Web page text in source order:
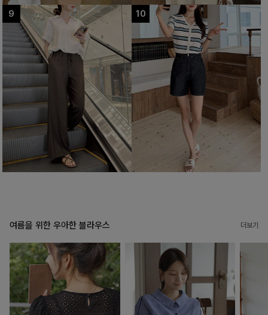
여름을 위한 우아한 블라우스 더보기